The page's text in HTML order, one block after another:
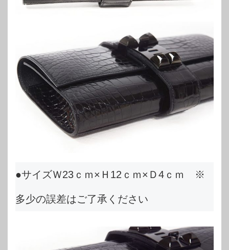
●サイズＷ23ｃｍ×Ｈ12ｃｍ×Ｄ4ｃｍ ※
多少の誤差はご了承ください